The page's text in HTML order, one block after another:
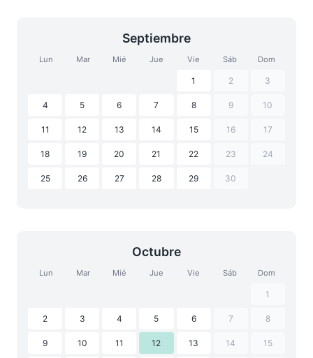
Septiembre
Lun Mar Mié Jue Vie Sáb Dom
1 2 3
4 5 6 7 8 9 10
11 12 13 14 15 16 17
18 19 20 21 22 23 24
25 26 27 28 29 30
Octubre
Lun Mar Mié Jue Vie Sáb Dom
1
2 3 4 5 6 7 8
9 10 11 12 13 14 15